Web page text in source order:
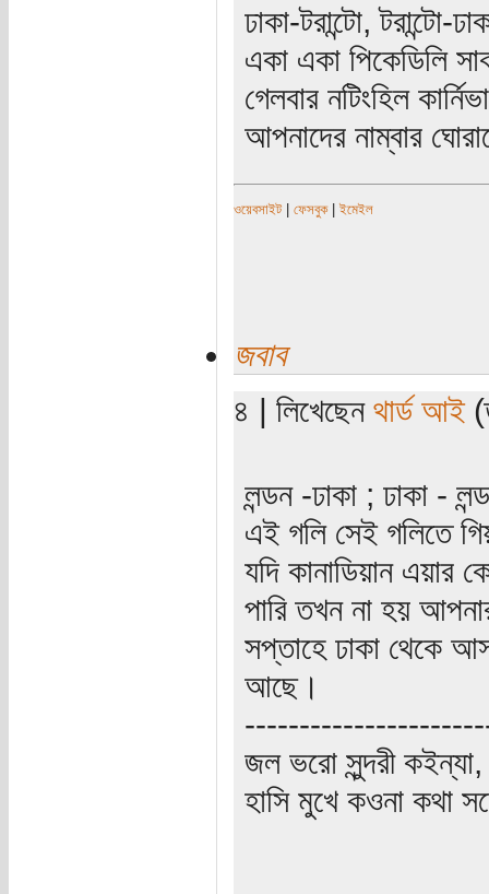
ঢাকা-টরান্টো,
একা একা পিকেডিলি
গেলবার নটিংহিল
আপনাদের নাম্বার
ওয়েবসাইট| ফেসবুক|ইমেইল
জবাব
৪ | লিখেছেন থার্ড আই
লন্ডন -ঢাকা ; ঢাকা -
এই গলি সেই গলিতে
যদি কানাডিয়ান এয়ার
পারি তখন না হয়
সপ্তাহে ঢাকা থেকে
আছে।
জল ভরো সুন্দরী
হাসি মুখে কওনা কথা